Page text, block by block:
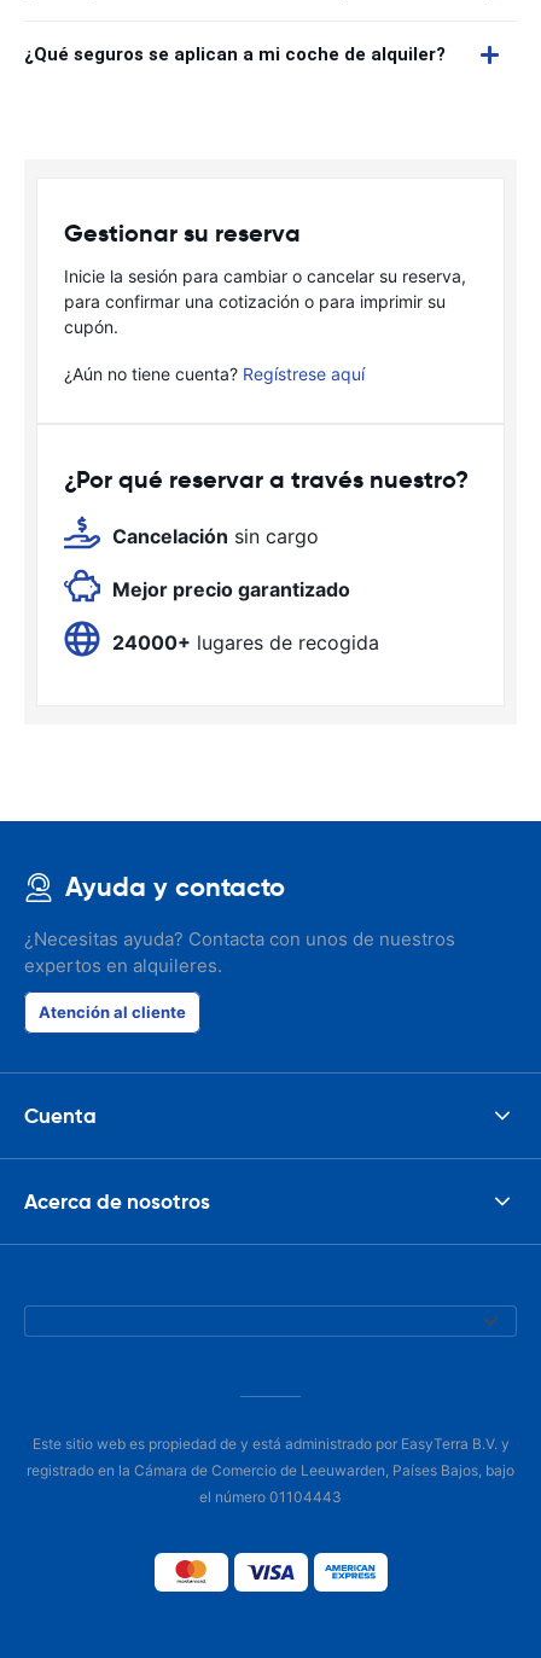
¿Qué seguros se aplican a mi coche de alquiler?
Gestionar su reserva
Inicie la sesión para cambiar o cancelar su reserva,
para confirmar una cotización o para imprimir su
cupón.
¿Aún no tiene cuenta? Regístrese aquí
¿Por qué reservar a través nuestro?
Cancelación sin cargo
Mejor precio garantizado
24000+ lugares de recogida
Ayuda y contacto
¿Necesitas ayuda? Contacta con unos de nuestros
expertos en alquileres.
Atención al cliente
Cuenta
Acerca de nosotros
Este sitio web es propiedad de y está administrado por EasyTerra B.V. y
registrado en la Cámara de Comercio de Leeuwarden, Países Bajos, bajo
el número 01104443